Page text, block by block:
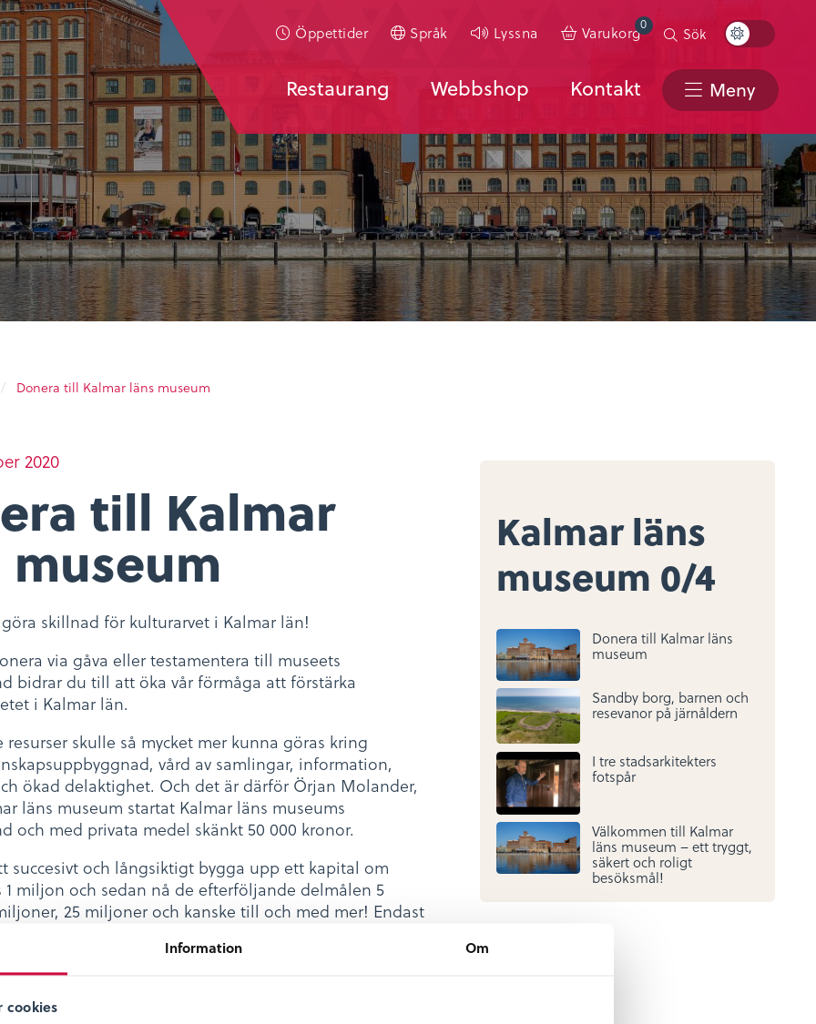
Information Om
cookies
Öppettider Språk Lyssna Varukorg
0
Sök
Toggle
Color
Restaurang Webbshop Kontakt Meny
/ Donera till Kalmar läns museum
2020
till Kalmar
museum
skillnad för kulturarvet i Kalmar län!
via gåva eller testamentera till museets
bidrar du till att öka vår förmåga att förstärka
i Kalmar län.
skulle så mycket mer kunna göras kring
vård av samlingar, information,
ökad delaktighet. Och det är därför Örjan Molander,
läns museum startat Kalmar läns museums
och med privata medel skänkt 50 000 kronor.
succesivt och långsiktigt bygga upp ett kapital om
1 miljon och sedan nå de efterföljande delmålen 5
25 miljoner och kanske till och med mer! Endast
och har ett lika långsiktigt perspektiv. Länsmuseet
år 2021. Vilka delmål kan vi nå under
Kalmar läns
museum 0/4
2:18
Donera till Kalmar läns
museum
6:23
Sandby borg, barnen och
resevanor på järnåldern
5:58
I tre stadsarkitekters
fotspår
Välkommen till Kalmar
läns museum – ett tryggt,
säkert och roligt
besöksmål!